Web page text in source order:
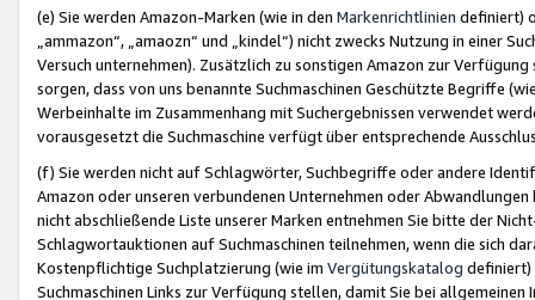
(e) Sie werden Amazon-Marken (wie in den Markenrichtlinien definiert)
„ammazon“, „amaozn“ und „kindel“) nicht zwecks Nutzung in einer
Versuch unternehmen). Zusätzlich zu sonstigen Amazon zur
sorgen, dass von uns benannte Suchmaschinen Geschützte Begriffe
Werbeinhalte im Zusammenhang mit Suchergebnissen verwendet
vorausgesetzt die Suchmaschine verfügt über entsprechende
(f) Sie werden nicht auf Schlagwörter, Suchbegriffe oder andere
Amazon oder unseren verbundenen Unternehmen oder
nicht abschließende Liste unserer Marken entnehmen Sie bitte der
Schlagwortauktionen auf Suchmaschinen teilnehmen, wenn die sich
Kostenpflichtige Suchplatzierung (wie im Vergütungskatalog definiert)
Suchmaschinen Links zur Verfügung stellen, damit Sie bei